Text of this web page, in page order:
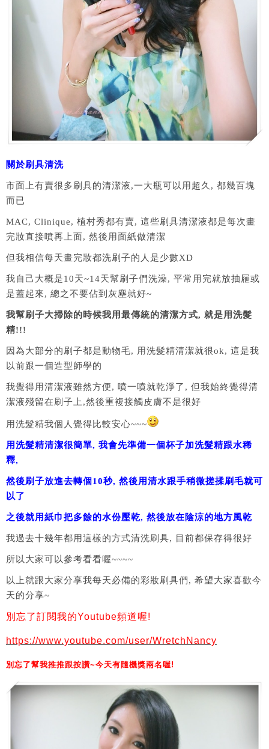
關於刷具清洗
市面上有賣很多刷具的清潔液,一大瓶可以用超久, 都幾百塊
而已
MAC, Clinique, 植村秀都有賣, 這些刷具清潔液都是每次畫
完妝直接噴再上面, 然後用面紙做清潔
但我相信每天畫完妝都洗刷子的人是少數XD
我自己大概是10天~14天幫刷子們洗澡, 平常用完就放抽屜或
是蓋起來, 總之不要佔到灰塵就好~
我幫刷子大掃除的時候我用最傳統的清潔方式, 就是用洗髮
精!!!
因為大部分的刷子都是動物毛, 用洗髮精清潔就很ok, 這是我
以前跟一個造型師學的
我覺得用清潔液雖然方便, 噴一噴就乾淨了, 但我始終覺得清
潔液殘留在刷子上,然後重複接觸皮膚不是很好
用洗髮精我個人覺得比較安心~~~
用洗髮精清潔很簡單, 我會先準備一個杯子加洗髮精跟水稀
釋,
然後刷子放進去轉個10秒, 然後用清水跟手稍微搓揉刷毛就可
以了
之後就用紙巾把多餘的水份壓乾, 然後放在陰涼的地方風乾
我過去十幾年都用這樣的方式清洗刷具, 目前都保存得很好
所以大家可以參考看看喔~~~~
以上就跟大家分享我每天必備的彩妝刷具們, 希望大家喜歡今
天的分享~
別忘了訂閱我的Youtube頻道喔!
https://www.youtube.com/user/WretchNancy
別忘了幫我推推跟按讚~今天有隨機獎兩名喔!